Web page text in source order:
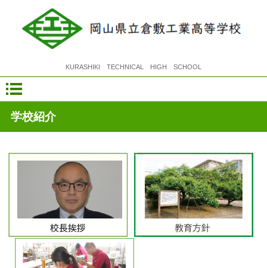
KURASHIKI TECHNICAL HIGH SCHOOL
学校紹介